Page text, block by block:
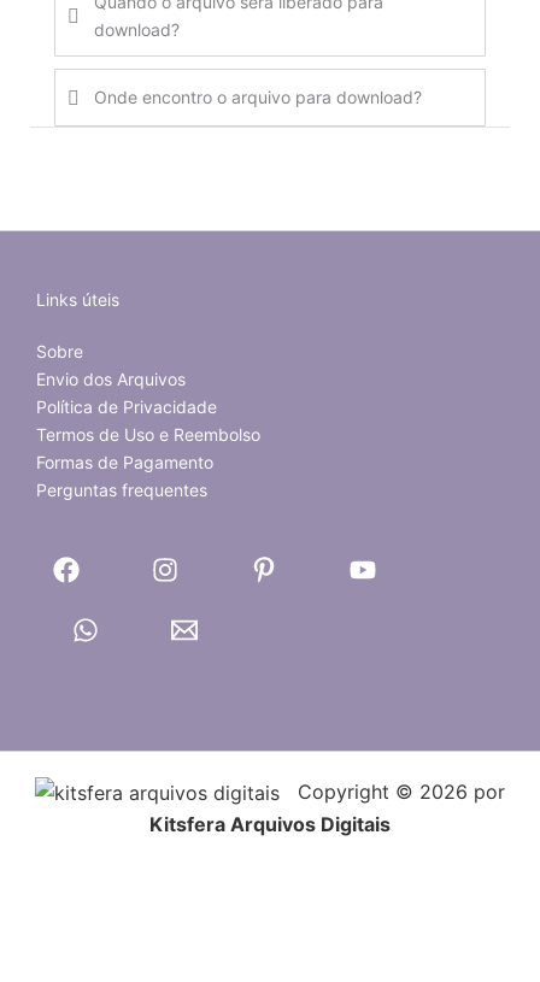
download?
Onde encontro o arquivo para download?
Links úteis
Sobre
Envio dos Arquivos
Política de Privacidade
Termos de Uso e Reembolso
Formas de Pagamento
Perguntas frequentes
Copyright © 2026 por
Kitsfera Arquivos Digitais